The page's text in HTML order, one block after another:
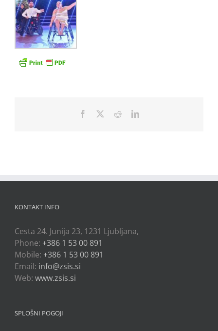
Facebook RedditLinkedIn
KONTAKT INFO
Cesta 24. Junija 23, 1231 Ljubljana,
Phone: +386 1 53 00 891
Mobile: +386 1 53 00 891
Email: info@zsis.si
Web: www.zsis.si
SPLOŠNI POGOJI